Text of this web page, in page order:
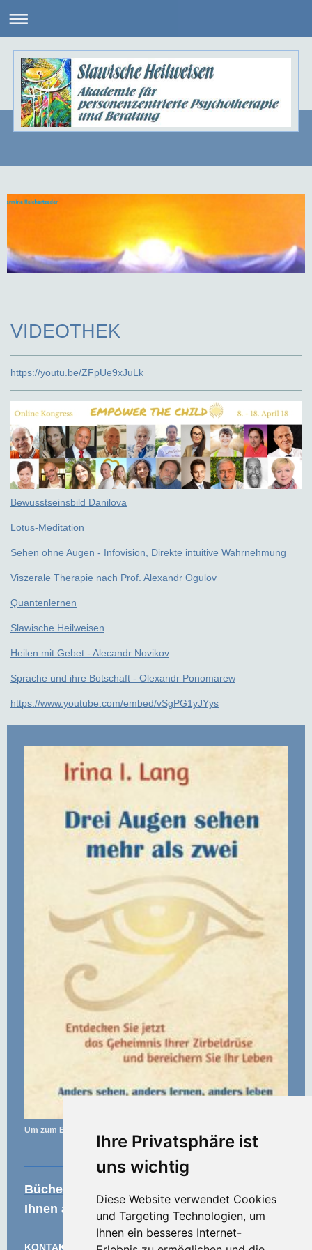
Ihre Privatsphäre ist
uns wichtig
Diese Website verwendet Cookies
und Targeting Technologien, um
Ihnen ein besseres Internet-
VIDEOTHEK
https://youtu.be/ZFpUe9xJuLk
Bewusstseinsbild Danilova
Lotus-Meditation
Sehen ohne Augen - Infovision, Direkte intuitive Wahrnehmung
Viszerale Therapie nach Prof. Alexandr Ogulov
Quantenlernen
Slawische Heilweisen
Heilen mit Gebet - Alecandr Novikov
Sprache und ihre Botschaft - Olexandr Ponomarew
https://www.youtube.com/embed/vSgPG1yJYys
Um zum Buchhändler zu gelangen, klicken Sie auf das Bild.
Bücherempfehlung - diese Bücher lege ich
Ihnen ans Herz
KONTAKT